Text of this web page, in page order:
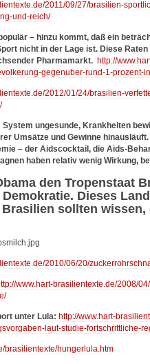
2011/09/27/brasilien-
und-reich/
– hinzu kommt, daß ein
nicht in der Lage ist. Diese
Pharmamarkt. http://
gegenuber-rund-1-prozent-
2012/01/24/brasilien-
System ungesunde, Krankheiten
Umsätze und Gewinne
– der Aidscocktail, die Aids-
haben relativ wenig Wirkung,
den Tropenstaat
Dieses
sollten
2010/06/20/
www.hart-brasilientexte.de/2008/
unter Lula: http://www.hart-
laut-studie-fortschrittliche-
brasilientexte/hungerlula.htm